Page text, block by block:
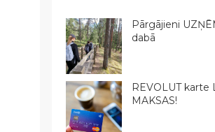
Pārgājieni
dabā
REVOLUT karte
MAKSAS!